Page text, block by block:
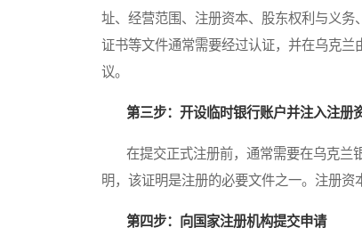
址、经营范围、注册资本、股东权利与义
证书等文件通常需要经过认证，并在乌克
议。
第三步：开设临时银行账户并注入注册
在提交正式注册前，通常需要在乌克兰
明，该证明是注册的必要文件之一。注册资
第四步：向国家注册机构提交申请